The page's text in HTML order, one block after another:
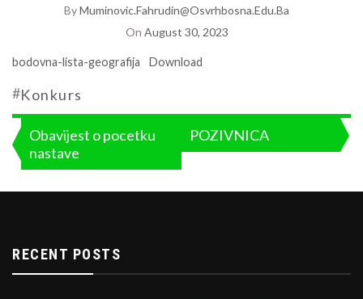
ByMuminovic.fahrudin@osvrhbosna.edu.ba
On August 30, 2023
bodovna-lista-geografija Download
#Konkurs
Post
navigation
Obavijest o pocetku
nastave
POZIVNICA
RECENT POSTS